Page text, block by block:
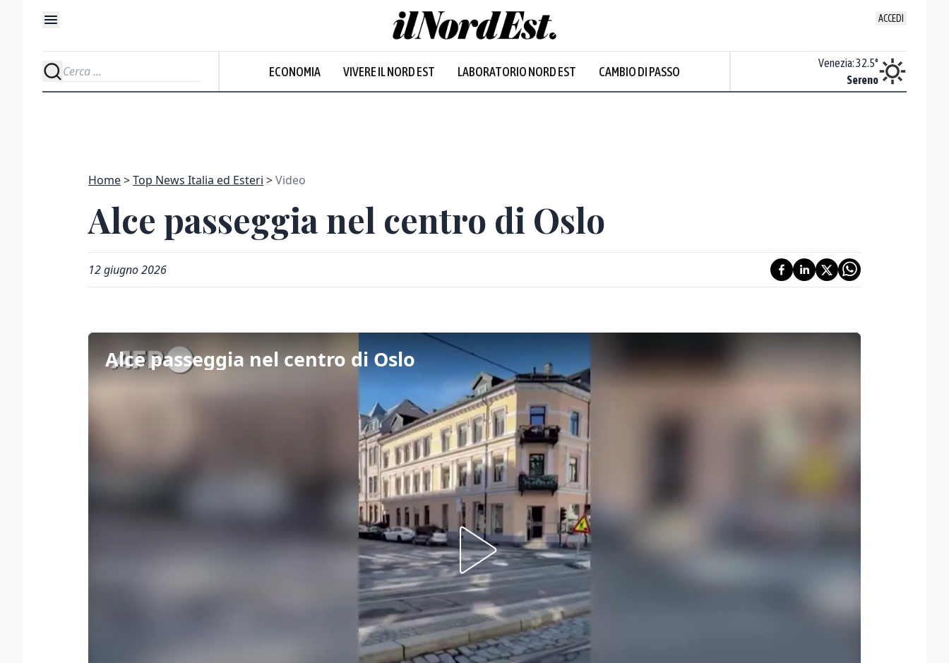
ACCEDI
ECONOMIA VIVERE IL NORD EST LABORATORIO NORD EST CAMBIO DI PASSO
Prevalentemente soleggiato
Venezia:32.5°
Sereno
Home Top News Italia ed Esteri Video
Alce passeggia nel centro di Oslo
12 giugno 2026
Alce passeggia nel centro di Oslo